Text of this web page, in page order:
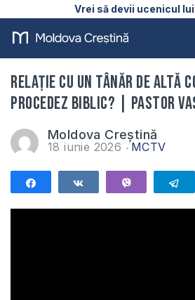
Vrei să devii ucenicul
Relație cu un tânăr de altă
procedez biblic? | Pastor
Moldova Creștină
18 iunie 2026 MCTV